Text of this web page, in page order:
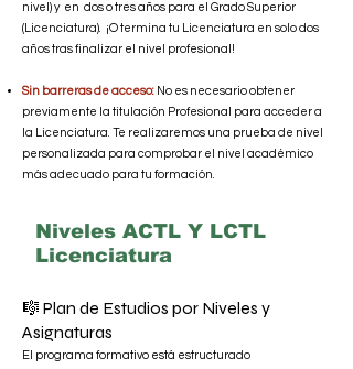
nivel) y en dos o tres años para el Grado Superior
(Licenciatura). ¡O termina tu Licenciatura en solo dos
años tras finalizar el nivel profesional!
Sin barreras de acceso: No es necesario obtener
previamente la titulación Profesional para acceder a
la Licenciatura. Te realizaremos una prueba de nivel
personalizada para comprobar el nivel académico
más adecuado para tu formación.
🎼 Plan de Estudios por Niveles y
Asignaturas
El programa formativo está estructurado
Niveles ACTL Y LCTL
Licenciatura